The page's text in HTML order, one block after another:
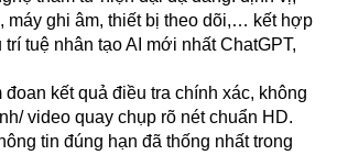
máy ghi âm, thiết bị theo dõi,… kết hợp
tuệ nhân tạo AI mới nhất ChatGPT,
đoan kết quả điều tra chính xác, không
video quay chụp rõ nét chuẩn HD.
tin đúng hạn đã thống nhất trong